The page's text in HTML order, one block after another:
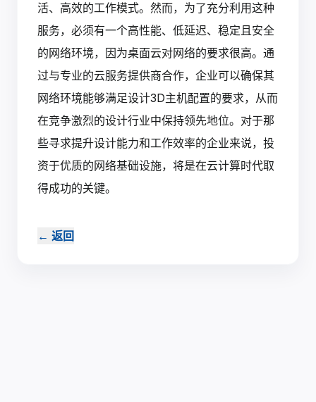
活、高效的工作模式。然而，为了充分利用这种
服务，必须有一个高性能、低延迟、稳定且安全
的网络环境，因为桌面云对网络的要求很高。通
过与专业的云服务提供商合作，企业可以确保其
网络环境能够满足设计3D主机配置的要求，从而
在竞争激烈的设计行业中保持领先地位。对于那
些寻求提升设计能力和工作效率的企业来说，投
资于优质的网络基础设施，将是在云计算时代取
得成功的关键。
← 返回